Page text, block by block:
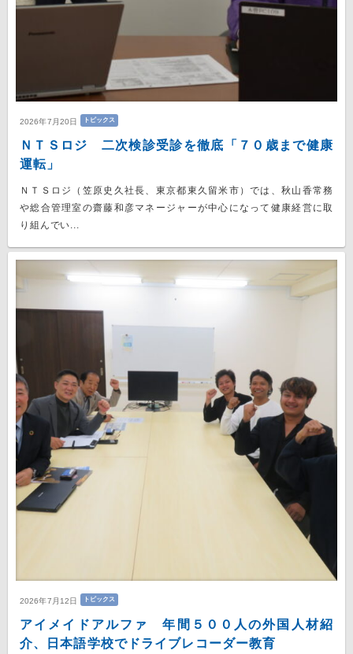
2026年7月20日 トピックス
ＮＴＳロジ 二次検診受診を徹底「７０歳まで健康
運転」
ＮＴＳロジ（笠原史久社長、東京都東久留米市）では、秋山香常務
や総合管理室の齋藤和彦マネージャーが中心になって健康経営に取
り組んでい...
2026年7月12日 トピックス
アイメイドアルファ 年間５００人の外国人材紹
介、日本語学校でドライブレコーダー教育